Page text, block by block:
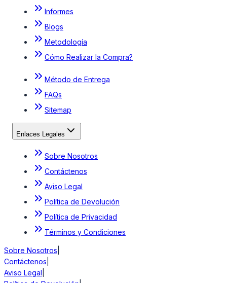
Informes
Blogs
Metodología
Cómo Realizar la Compra?
Método de Entrega
FAQs
Sitemap
Enlaces Legales
Sobre Nosotros
Contáctenos
Aviso Legal
Política de Devolución
Política de Privacidad
Términos y Condiciones
Sobre Nosotros
Contáctenos
Aviso Legal